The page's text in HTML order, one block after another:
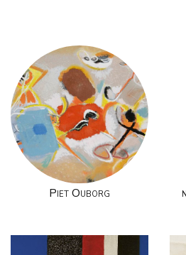
Piet Ouborg